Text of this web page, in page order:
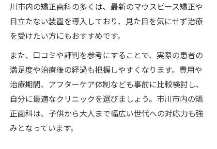
川市内の矯正歯科の多くは、最新のマウスピース矯正や
目立たない装置を導入しており、見た目を気にせず治療
を受けたい方にもおすすめです。
また、口コミや評判を参考にすることで、実際の患者の
満足度や治療後の経過も把握しやすくなります。費用や
治療期間、アフターケア体制なども事前に比較検討し、
自分に最適なクリニックを選びましょう。市川市内の矯
正歯科は、子供から大人まで幅広い世代への対応力も強
みとなっています。